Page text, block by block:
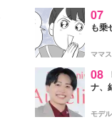
07
も乗
ママ
08
ナ、
点変
モデ